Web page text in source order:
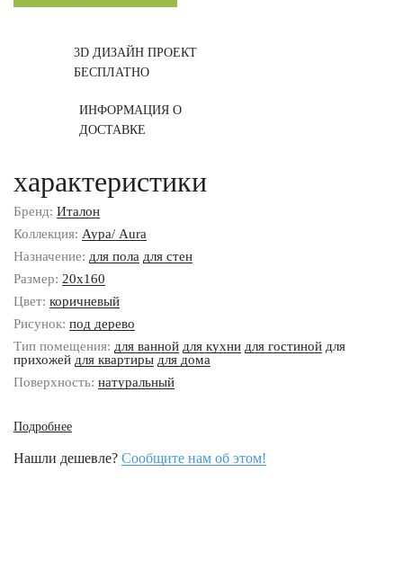
3D ДИЗАЙН ПРОЕКТ
БЕСПЛАТНО
ИНФОРМАЦИЯ О
ДОСТАВКЕ
характеристики
Бренд: Италон
Коллекция: Аура/ Aura
Назначение: для пола для стен
Размер: 20x160
Цвет: коричневый
Рисунок: под дерево
Тип помещения: для ванной для кухни для гостиной для
прихожей для квартиры для дома
Поверхность: натуральный
Подробнее
Нашли дешевле? Сообщите нам об этом!